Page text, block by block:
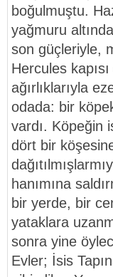
boğulmuştu.
yağmuru
son güçleriyle,
Hercules
ağırlıklarıyla
odada: bir
vardı. Köpeğin
dört bir
hanımına
bir yerde, bir
yataklara
sonra yine
Evler; İsis